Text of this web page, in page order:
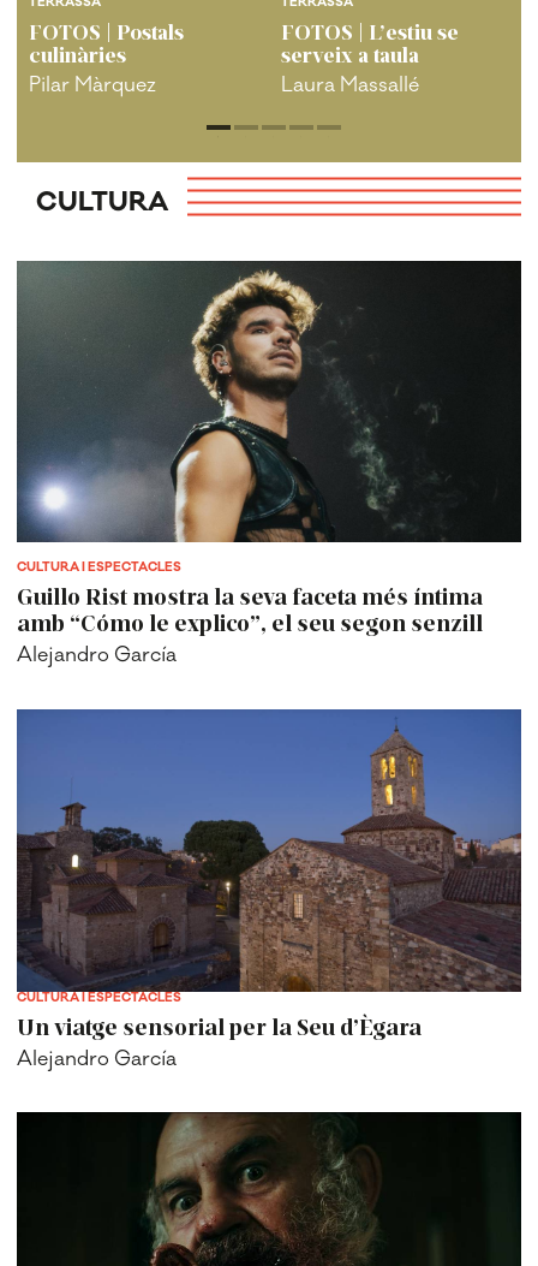
FOTOS | Postals
culinàries
Pilar Màrquez
FOTOS | L’estiu se
serveix a taula
Laura Massallé
CULTURA
CULTURA I ESPECTACLES
Guillo Rist mostra la seva faceta més íntima
amb “Cómo le explico”, el seu segon senzill
Alejandro García
CULTURA I ESPECTACLES
Un viatge sensorial per la Seu d’Ègara
Alejandro García